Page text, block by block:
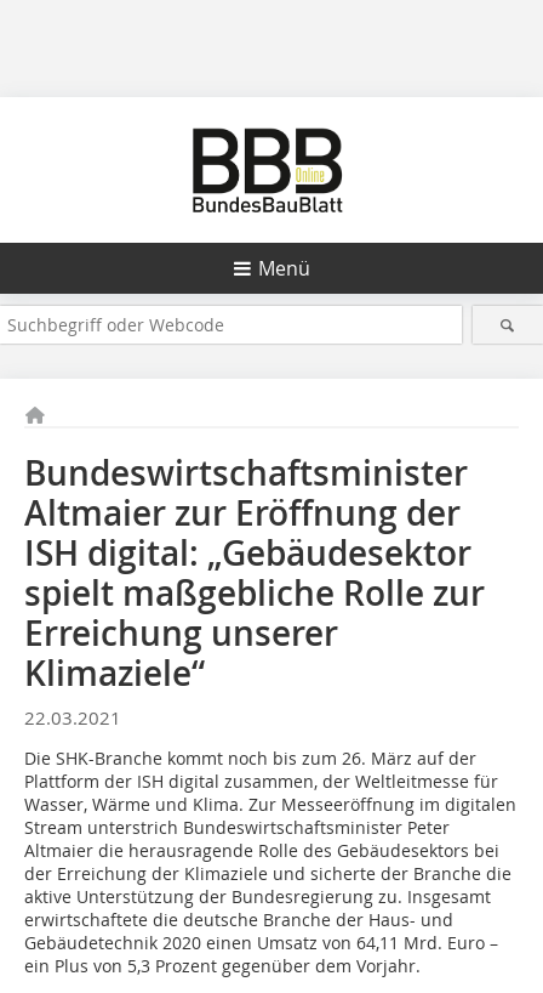
Menü
Bundeswirtschaftsminister
Altmaier zur Eröffnung der
ISH digital: „Gebäudesektor
spielt maßgebliche Rolle zur
Erreichung unserer
Klimaziele“
22.03.2021
Die SHK-Branche kommt noch bis zum 26. März auf der
Plattform der ISH digital zusammen, der Weltleitmesse für
Wasser, Wärme und Klima. Zur Messeeröffnung im digitalen
Stream unterstrich Bundeswirtschaftsminister Peter
Altmaier die herausragende Rolle des Gebäudesektors bei
der Erreichung der Klimaziele und sicherte der Branche die
aktive Unterstützung der Bundesregierung zu. Insgesamt
erwirtschaftete die deutsche Branche der Haus- und
Gebäudetechnik 2020 einen Umsatz von 64,11 Mrd. Euro –
ein Plus von 5,3 Prozent gegenüber dem Vorjahr.